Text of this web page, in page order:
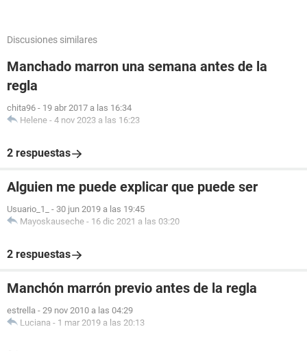
Discusiones similares
Manchado marron una semana antes de la
regla
chita96 - 19 abr 2017 a las 16:34
Helene - 4 nov 2023 a las 16:23
2 respuestas
Alguien me puede explicar que puede ser
Usuario_1_ - 30 jun 2019 a las 19:45
Mayoskauseche - 16 dic 2021 a las 03:20
2 respuestas
Manchón marrón previo antes de la regla
estrella - 29 nov 2010 a las 04:29
Luciana - 1 mar 2019 a las 20:13